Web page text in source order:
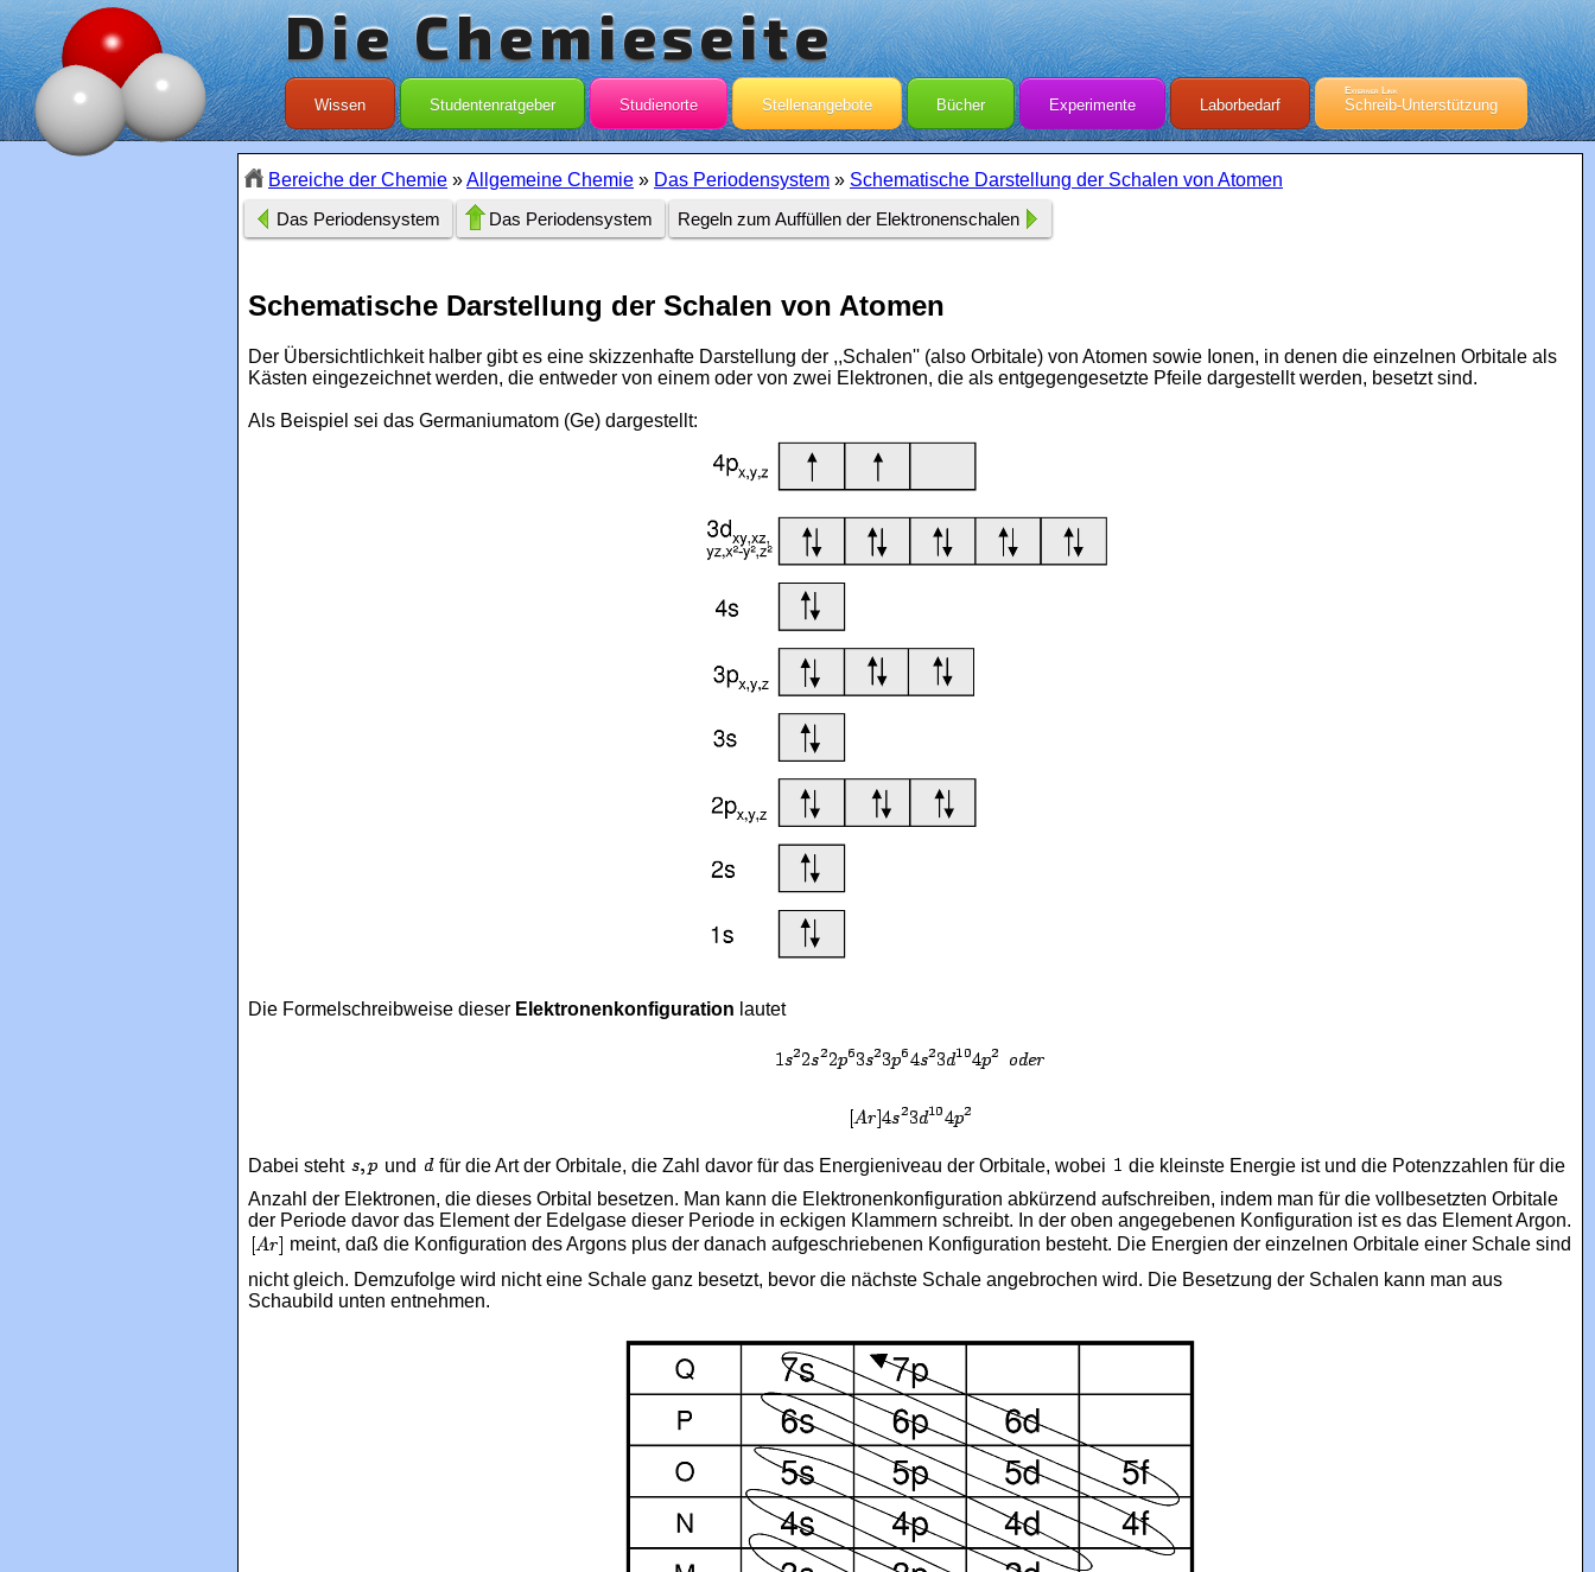
Die Chemieseite
Wissen Studentenratgeber Studienorte Stellenangebote Bücher Experimente Laborbedarf
Externer Link
Schreib-Unterstützung
Bereiche der Chemie »Allgemeine Chemie » Das Periodensystem » Schematische Darstellung der Schalen von Atomen
Das Periodensystem
Das Periodensystem Regeln zum Auffüllen der Elektronenschalen
Schematische Darstellung der Schalen von Atomen
Der Übersichtlichkeit halber gibt es eine skizzenhafte Darstellung der ,,Schalen'' (also Orbitale) von Atomen sowie Ionen, in denen die einzelnen Orbitale als
Kästen eingezeichnet werden, die entweder von einem oder von zwei Elektronen, die als entgegengesetzte Pfeile dargestellt werden, besetzt sind.
Als Beispiel sei das Germaniumatom (Ge) dargestellt:
Die Formelschreibweise dieser Elektronenkonfiguration lautet
Dabei steht und für die Art der Orbitale, die Zahl davor für das Energieniveau der Orbitale, wobei
die kleinste Energie ist und die Potenzzahlen für die
Anzahl der Elektronen, die dieses Orbital besetzen. Man kann die Elektronenkonfiguration abkürzend aufschreiben, indem man für die vollbesetzten Orbitale
der Periode davor das Element der Edelgase dieser Periode in eckigen Klammern schreibt. In der oben angegebenen Konfiguration ist es das Element Argon.
meint, daß die Konfiguration des Argons plus der danach aufgeschriebenen Konfiguration besteht. Die Energien der einzelnen Orbitale einer Schale sind
nicht gleich. Demzufolge wird nicht eine Schale ganz besetzt, bevor die nächste Schale angebrochen wird. Die Besetzung der Schalen kann man aus
Schaubild unten entnehmen.